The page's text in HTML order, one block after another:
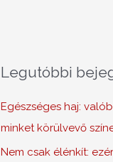
Legutóbbi
Egészséges haj:
minket körülvevő
Nem csak élénkít: